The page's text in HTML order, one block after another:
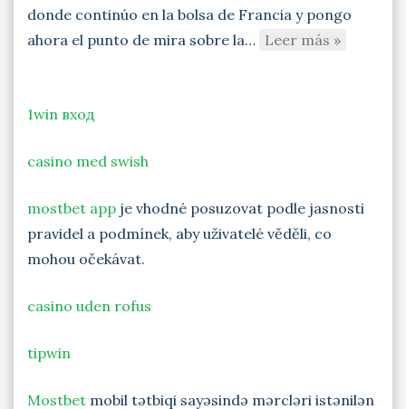
donde continúo en la bolsa de Francia y pongo
ahora el punto de mira sobre la… Leer más »
1win вход
casino med swish
mostbet app je vhodné posuzovat podle jasnosti
pravidel a podmínek, aby uživatelé věděli, co
mohou očekávat.
casino uden rofus
tipwin
Mostbet mobil tətbiqi sayəsində mərcləri istənilən